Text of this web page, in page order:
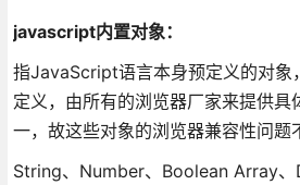
javascript内置对象：
指JavaScript语言本身预定义的对象
定义，由所有的浏览器厂家来提供具
一，故这些对象的浏览器兼容性问题
String、Number、Boolean Array